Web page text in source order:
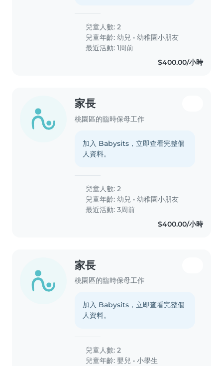
兒童人數: 2
兒童年齡:幼兒 •幼稚園小朋友
最近活動: 1周前
$400.00/小時
家長
桃園區的臨時保母工作
加入 Babysits，立即查看完整個
人資料。
兒童人數: 2
兒童年齡:幼兒 •幼稚園小朋友
最近活動: 3周前
$400.00/小時
家長
桃園區的臨時保母工作
加入 Babysits，立即查看完整個
人資料。
兒童人數: 2
兒童年齡:嬰兒 •小學生